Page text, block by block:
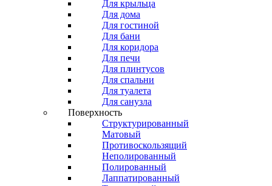
Для крыльца
Для дома
Для гостиной
Для бани
Для коридора
Для печи
Для плинтусов
Для спальни
Для туалета
Для санузла
Поверхность
Структурированный
Матовый
Противоскользящий
Неполированный
Полированный
Лаппатированный